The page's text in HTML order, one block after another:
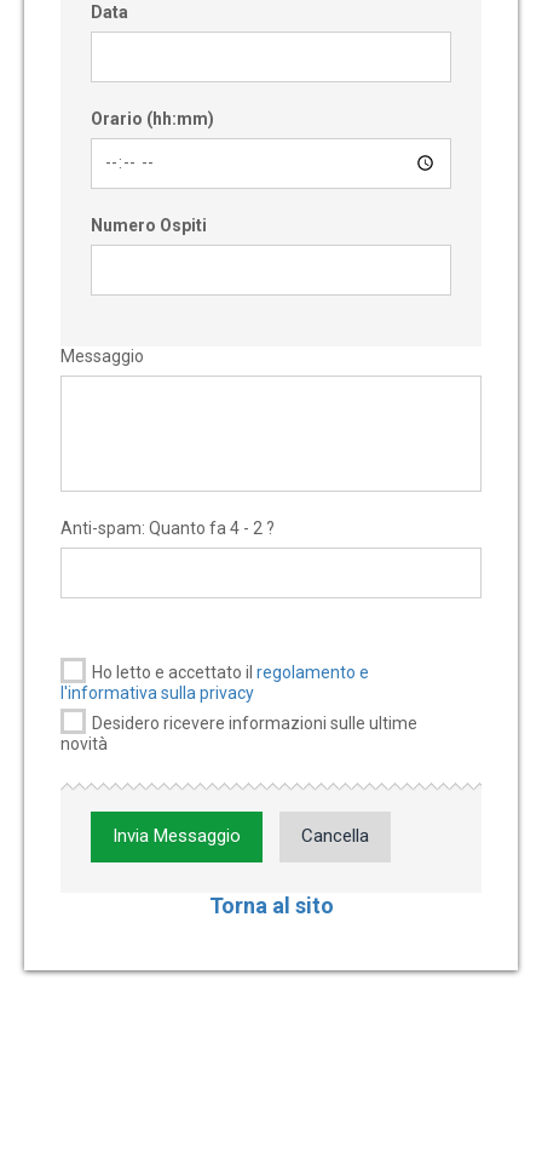
Data
Orario (hh:mm)
Numero Ospiti
Messaggio
Anti-spam: Quanto fa 4 - 2 ?
Ho letto e accettato il regolamento e
l'informativa sulla privacy
Desidero ricevere informazioni sulle ultime
novità
Invia Messaggio Cancella
Torna al sito